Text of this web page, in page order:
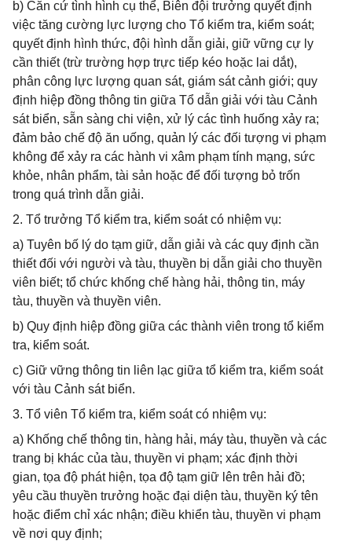
b) Căn cứ tình hình cụ thể, Biên đội trưởng quyết định
việc tăng cường lực lượng cho Tổ kiểm tra, kiểm soát;
quyết định hình thức, đội hình dẫn giải, giữ vững cự ly
cần thiết (trừ trường hợp trực tiếp kéo hoặc lai dắt),
phân công lực lượng quan sát, giám sát cảnh giới; quy
định hiệp đồng thông tin giữa Tổ dẫn giải với tàu Cảnh
sát biển, sẵn sàng chi viện, xử lý các tình huống xảy ra;
đảm bảo chế độ ăn uống, quản lý các đối tượng vi phạm
không để xảy ra các hành vi xâm phạm tính mạng, sức
khỏe, nhân phẩm, tài sản hoặc để đối tượng bỏ trốn
trong quá trình dẫn giải.
2. Tổ trưởng Tổ kiểm tra, kiểm soát có nhiệm vụ:
a) Tuyên bố lý do tạm giữ, dẫn giải và các quy định cần
thiết đối với người và tàu, thuyền bị dẫn giải cho thuyền
viên biết; tổ chức khống chế hàng hải, thông tin, máy
tàu, thuyền và thuyền viên.
b) Quy định hiệp đồng giữa các thành viên trong tổ kiểm
tra, kiểm soát.
c) Giữ vững thông tin liên lạc giữa tổ kiểm tra, kiểm soát
với tàu Cảnh sát biển.
3. Tổ viên Tổ kiểm tra, kiểm soát có nhiệm vụ:
a) Khống chế thông tin, hàng hải, máy tàu, thuyền và các
trang bị khác của tàu, thuyền vi phạm; xác định thời
gian, tọa độ phát hiện, tọa độ tạm giữ lên trên hải đồ;
yêu cầu thuyền trưởng hoặc đại diện tàu, thuyền ký tên
hoặc điểm chỉ xác nhận; điều khiển tàu, thuyền vi phạm
về nơi quy định;